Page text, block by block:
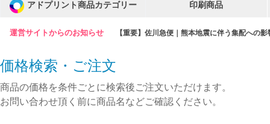
運営サイトからのお知らせ 【重要】佐川急便｜熊本地震に伴う集配への
アドプリント商品カテゴリー 印刷商品
価格検索・ご注文
商品の価格を条件ごとに検索後ご注文いただけます。
お問い合わせ頂く前に商品名などご確認ください。